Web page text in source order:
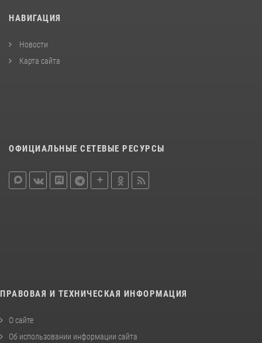
НАВИГАЦИЯ
Новости
Карта сайта
ОФИЦИАЛЬНЫЕ СЕТЕВЫЕ РЕСУРСЫ
ПРАВОВАЯ И ТЕХНИЧЕСКАЯ ИНФОРМАЦИЯ
О сайте
Об использовании информации сайта